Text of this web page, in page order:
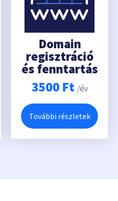
Domain
regisztráció
és fenntartás
3500 Ft /év
További részletek